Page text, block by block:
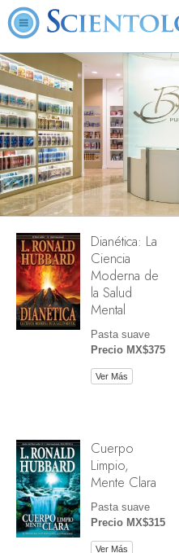
Dianética: La
Ciencia
Moderna de
la Salud
Mental
Pasta suave
Precio MX$375
Ver Más
Cuerpo
Limpio,
Mente Clara
Pasta suave
Precio MX$315
Ver Más